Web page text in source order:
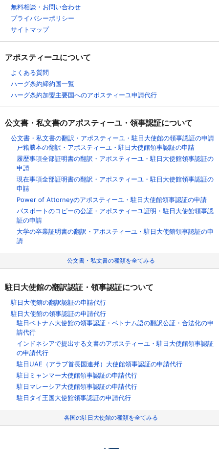
無料相談・お問い合わせ
プライバシーポリシー
サイトマップ
アポスティーユについて
よくある質問
ハーグ条約締約国一覧
ハーグ条約加盟主要国へのアポスティーユ申請代行
公文書・私文書のアポスティーユ・領事認証について
公文書・私文書の翻訳・アポスティーユ・駐日大使館の領事認証の申請
戸籍謄本の翻訳・アポスティーユ・駐日大使館領事認証の申請
履歴事項全部証明書の翻訳・アポスティーユ・駐日大使館領事認証の
申請
現在事項全部証明書の翻訳・アポスティーユ・駐日大使館領事認証の
申請
Power of Attorneyのアポスティーユ・駐日大使館領事認証の申請
パスポートのコピーの公証・アポスティーユ証明・駐日大使館領事認
証の申請
大学の卒業証明書の翻訳・アポスティーユ・駐日大使館領事認証の申
請
公文書・私文書の種類を全てみる
駐日大使館の翻訳認証・領事認証について
駐日大使館の翻訳認証の申請代行
駐日大使館の領事認証の申請代行
駐日ベトナム大使館の領事認証・ベトナム語の翻訳公証・合法化の申
請代行
インドネシアで提出する文書のアポスティーユ・駐日大使館領事認証
の申請代行
駐日UAE（アラブ首長国連邦）大使館領事認証の申請代行
駐日ミャンマー大使館領事認証の申請代行
駐日マレーシア大使館領事認証の申請代行
駐日タイ王国大使館領事認証の申請代行
各国の駐日大使館の種類を全てみる